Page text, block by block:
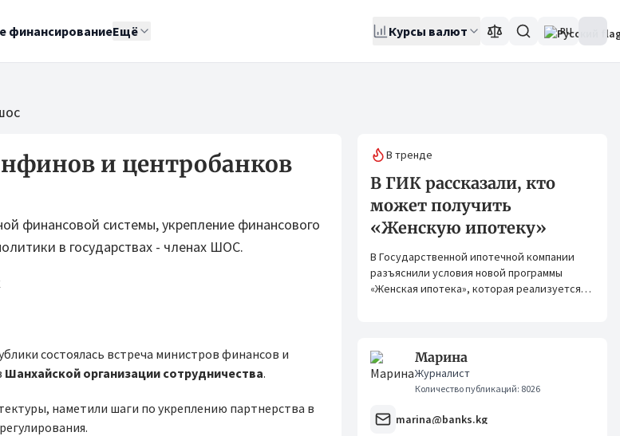
финансированиеЕщё Курсы валют RU
и центробанков
финансовой системы, укрепление финансового
в государствах - членах ШОС.
состоялась встреча министров финансов и
Шанхайской организации сотрудничества.
наметили шаги по укреплению партнерства в
В тренде
В ГИК рассказали, кто
может получить
«Женскую ипотеку»
В Государственной ипотечной компании
разъяснили условия новой программы
«Женская ипотека», которая реализуется
Марина
Журналист
Количество публикаций: 8026
marina@banks.kg